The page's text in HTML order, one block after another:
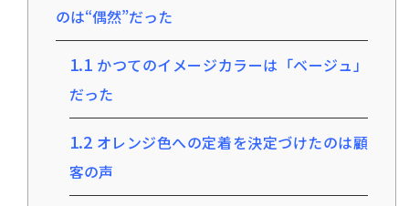
のは“偶然”だった
1.1 かつてのイメージカラーは「ベージュ」
だった
1.2 オレンジ色への定着を決定づけたのは顧
客の声